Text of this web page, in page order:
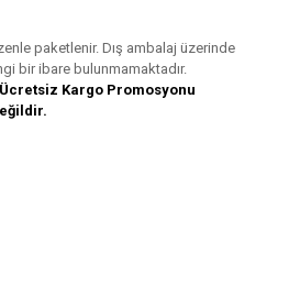
paketlenir. Dış ambalaj üzerinde
bir ibare bulunmamaktadır.
Kargo Promosyonu